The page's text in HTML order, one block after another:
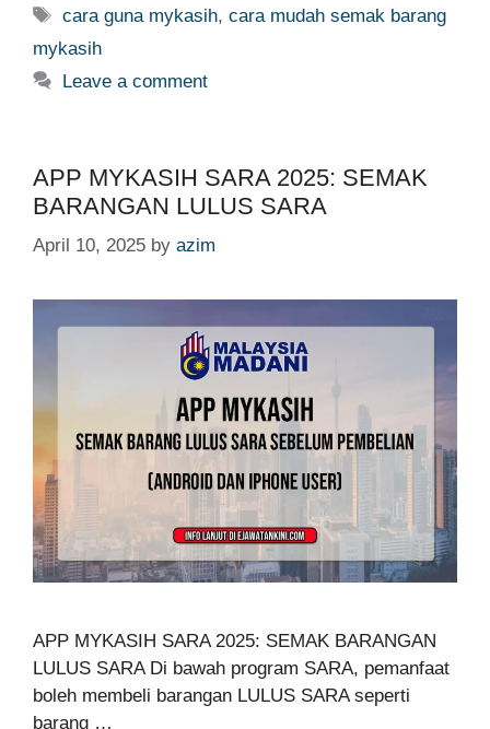
Tags
cara guna mykasih,cara mudah semak barang
mykasih
Leave a comment
APP MYKASIH SARA 2025: SEMAK
BARANGAN LULUS SARA
April 10, 2025 by azim
APP MYKASIH SARA 2025: SEMAK BARANGAN
LULUS SARA Di bawah program SARA, pemanfaat
boleh membeli barangan LULUS SARA seperti
barang …